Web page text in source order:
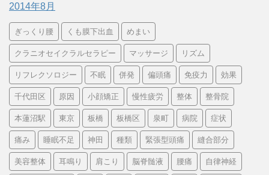
2014年8月
ぎっくり腰 くも膜下出血 めまい
クラニオセイクラルセラピー マッサージ リズム
リフレクソロジー 不眠 併発 偏頭痛 免疫力 効果
千代田区 原因 小顔矯正 慢性疲労 整体 整骨院
本蓮沼駅 東京 板橋 板橋区 泉町 病院 症状
痛み 睡眠不足 神田 種類 緊張型頭痛 縫合部分
美容整体 耳鳴り 肩こり 脳脊髄液 腰痛 自律神経